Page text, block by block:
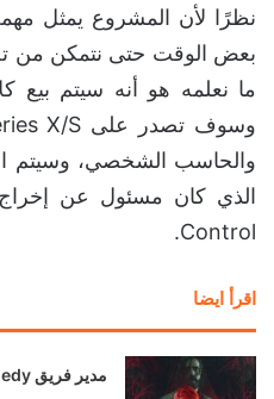
نظرًا لأن المشروع يمثل
بعض الوقت حتى نتمكن من
ما نعلمه هو أنه سيتم بيع
Control.
اقرأ ايضا